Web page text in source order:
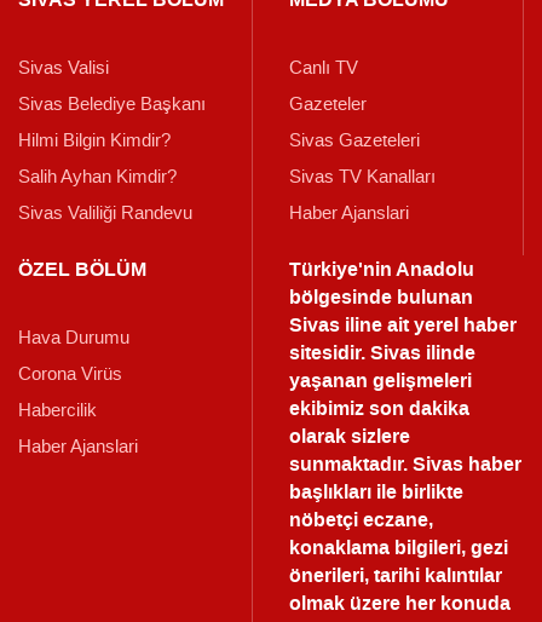
Sivas Valisi
Sivas Belediye Başkanı
Hilmi Bilgin Kimdir?
Salih Ayhan Kimdir?
Sivas Valiliği Randevu
Canlı TV
Gazeteler
Sivas Gazeteleri
Sivas TV Kanalları
Haber Ajanslari
ÖZEL BÖLÜM
Hava Durumu
Corona Virüs
Habercilik
Haber Ajanslari
Türkiye'nin Anadolu
bölgesinde bulunan
Sivas iline ait yerel haber
sitesidir. Sivas ilinde
yaşanan gelişmeleri
ekibimiz son dakika
olarak sizlere
sunmaktadır.Sivas haber
başlıkları ile birlikte
nöbetçi eczane,
konaklama bilgileri, gezi
önerileri, tarihi kalıntılar
olmak üzere her konuda